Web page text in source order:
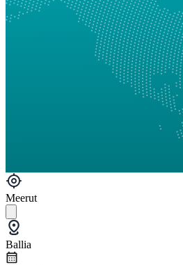
Meerut
Ballia